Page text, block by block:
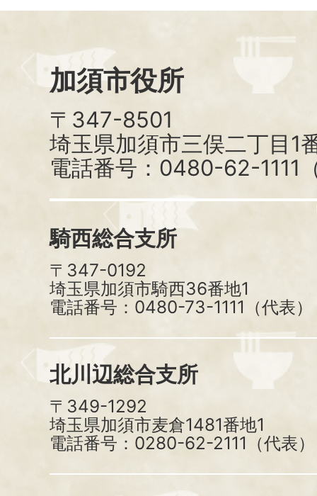
加須市役所
〒347-8501
埼玉県加須市三俣二丁目1
電話番号：0480-62-1111
騎西総合支所
〒347-0192
埼玉県加須市騎西36番地1
電話番号：0480-73-1111（代表）
北川辺総合支所
〒349-1292
埼玉県加須市麦倉1481番地1
電話番号：0280-62-2111（代表）